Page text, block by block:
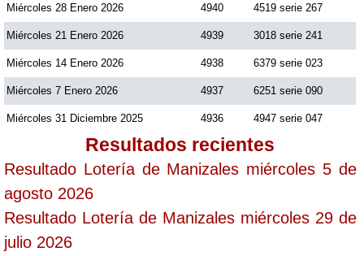
Miércoles 28 Enero 2026 4940 4519 serie 267
Miércoles 21 Enero 2026 4939 3018 serie 241
Miércoles 14 Enero 2026 4938 6379 serie 023
Miércoles 7 Enero 2026 4937 6251 serie 090
Miércoles 31 Diciembre 2025 4936 4947 serie 047
Resultados recientes
Resultado Lotería de Manizales miércoles 5 de
agosto 2026
Resultado Lotería de Manizales miércoles 29 de
julio 2026